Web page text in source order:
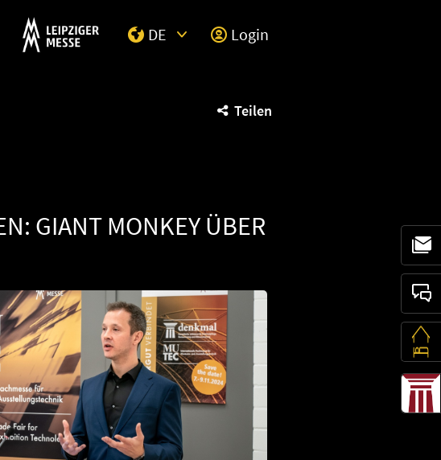
DE
Login
Teilen
GIANT MONKEY ÜBER